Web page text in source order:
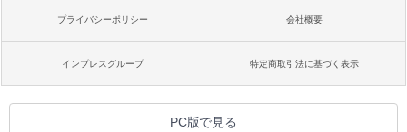
プライバシーポリシー 会社概要
インプレスグループ 特定商取引法に基づく表示
PC版で見る